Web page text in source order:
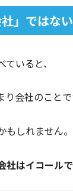
」ではな
いると、
り会社のことで
もしれません。
社はイコール